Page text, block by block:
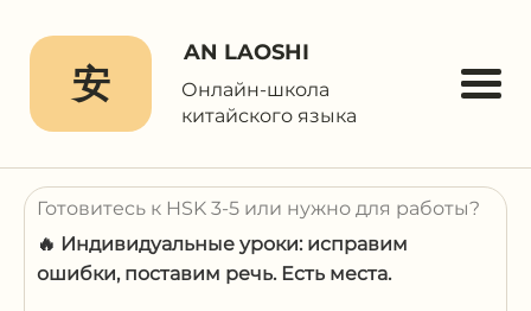
安
AN LAOSHI
Онлайн-школа
китайского языка
Готовитесь к HSK 3-5 или нужно для работы?
🔥 Индивидуальные уроки: исправим
ошибки, поставим речь. Есть места.